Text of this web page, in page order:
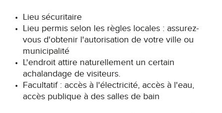
Lieu sécuritaire
Lieu permis selon les règles locales : assurez-
vous d'obtenir l'autorisation de votre ville ou
municipalité
L'endroit attire naturellement un certain
achalandage de visiteurs.
Facultatif : accès à l'électricité, accès à l'eau,
accès publique à des salles de bain